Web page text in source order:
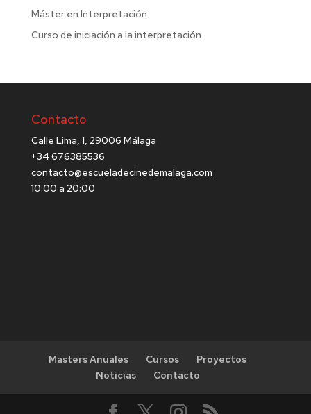
Máster en Interpretación
Curso de iniciación a la interpretación
Contacto
Calle Lima, 1, 29006 Málaga
+34 676385536
contacto@escueladecinedemalaga.com
10:00 a 20:00
Masters Anuales Cursos
Proyectos
Noticias
Contacto